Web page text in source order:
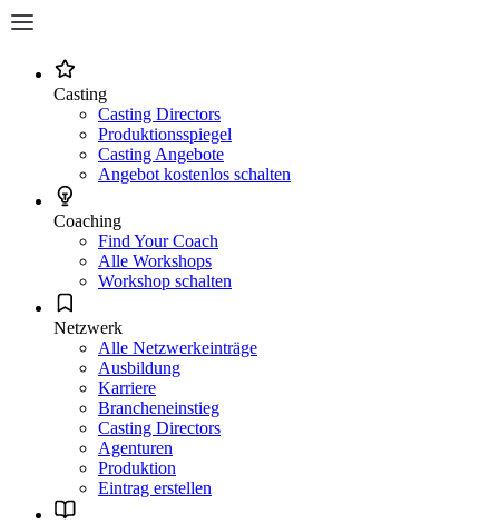
Casting
Casting Directors
Produktionsspiegel
Casting Angebote
Angebot kostenlos schalten
Coaching
Find Your Coach
Alle Workshops
Workshop schalten
Netzwerk
Alle Netzwerkeinträge
Ausbildung
Karriere
Brancheneinstieg
Casting Directors
Agenturen
Produktion
Eintrag erstellen